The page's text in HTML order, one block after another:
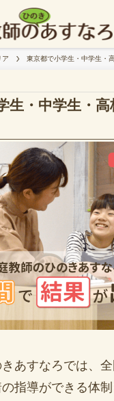
ア 東京都で小学生・中学生・
生・中学生・
あすなろでは、
指導ができる体